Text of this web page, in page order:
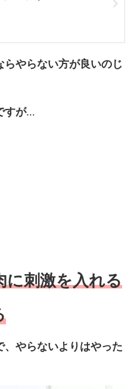
やらない方が良いのじ
すが…
に刺激を入れる
やらないよりはやった